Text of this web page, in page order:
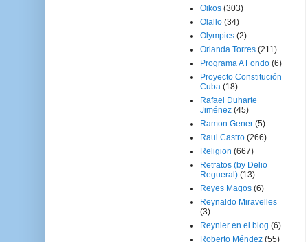
Oikos (303)
Olallo (34)
Olympics (2)
Orlanda Torres (211)
Programa A Fondo (6)
Proyecto Constitución
Cuba (18)
Rafael Duharte
Jiménez (45)
Ramon Gener (5)
Raul Castro (266)
Religion (667)
Retratos (by Delio
Regueral) (13)
Reyes Magos (6)
Reynaldo Miravelles
(3)
Reynier en el blog (6)
Roberto Méndez (55)